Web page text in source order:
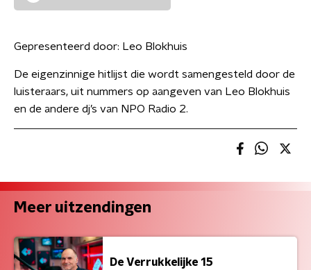
Gepresenteerd door: Leo Blokhuis
De eigenzinnige hitlijst die wordt samengesteld door de
luisteraars, uit nummers op aangeven van Leo Blokhuis
en de andere dj’s van NPO Radio 2.
Meer uitzendingen
De Verrukkelijke 15